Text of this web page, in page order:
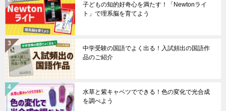
子どもの知的好奇心を満たす！「Newtonライ
ト」で理系脳を育てよう
中学受験の国語でよく出る！入試頻出の国語作
品のご紹介
水草と紫キャベツでできる！色の変化で光合成
を調べよう